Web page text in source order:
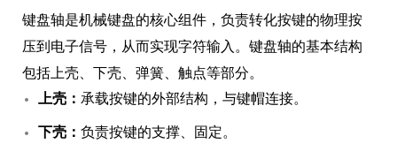
键盘轴是机械键盘的核心组件，负责转化按键的物理按
压到电子信号，从而实现字符输入。键盘轴的基本结构
包括上壳、下壳、弹簧、触点等部分。
上壳： 承载按键的外部结构，与键帽连接。
下壳： 负责按键的支撑、固定。